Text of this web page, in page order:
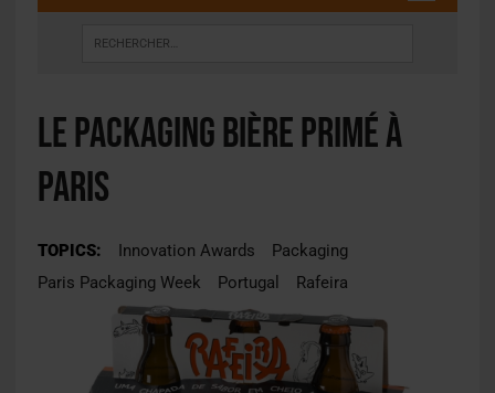
Le packaging bière primé à
Paris
TOPICS: Innovation Awards
Packaging
Paris Packaging Week
Portugal Rafeira